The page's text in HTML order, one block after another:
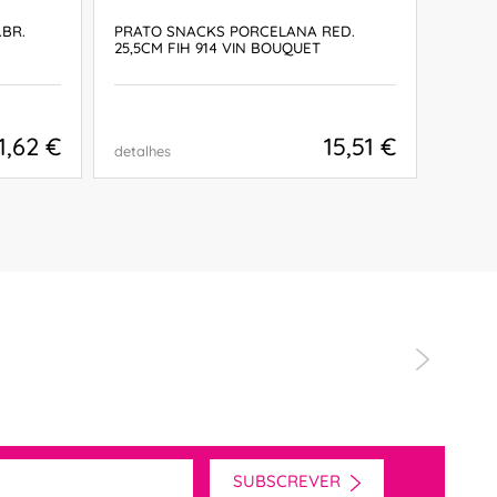
€
PRATO SNACKS PORCELANA RED.
25,5CM FIH 914 VIN BOUQUET
detalhes 15,51 €
SUBSCREVER